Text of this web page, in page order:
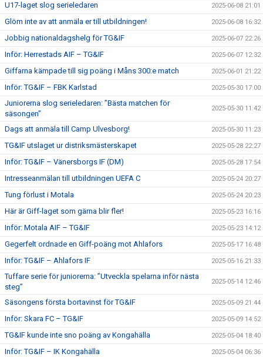
U17-laget slog serieledaren 2025-06-08 21:01
Glöm inte av att anmäla er till utbildningen! 2025-06-08 16:32
Jobbig nationaldagshelg för TG&IF 2025-06-07 22:26
Inför: Herrestads AIF – TG&IF 2025-06-07 12:32
Giffarna kämpade till sig poäng i Måns 300:e match 2025-06-01 21:22
Inför: TG&IF – FBK Karlstad 2025-05-30 17:00
Juniorerna slog serieledaren: ”Bästa matchen för
säsongen”
2025-05-30 11:42
Dags att anmäla till Camp Ulvesborg! 2025-05-30 11:23
TG&IF utslaget ur distriksmästerskapet 2025-05-28 22:27
Inför: TG&IF – Vänersborgs IF (DM) 2025-05-28 17:54
Intresseanmälan till utbildningen UEFA C 2025-05-24 20:27
Tung förlust i Motala 2025-05-24 20:23
Här är Giff-laget som gärna blir fler! 2025-05-23 16:16
Inför: Motala AIF – TG&IF 2025-05-23 14:12
Gegerfelt ordnade en Giff-poäng mot Ahlafors 2025-05-17 16:48
Inför: TG&IF – Ahlafors IF 2025-05-16 21:33
Tuffare serie för juniorerna: ”Utveckla spelarna inför nästa
steg”
2025-05-14 12:46
Säsongens första bortavinst för TG&IF 2025-05-09 21:44
Inför: Skara FC – TG&IF 2025-05-09 14:52
TG&IF kunde inte sno poäng av Kongahälla 2025-05-04 18:40
Inför: TG&IF – IK Kongahälla 2025-05-04 06:36